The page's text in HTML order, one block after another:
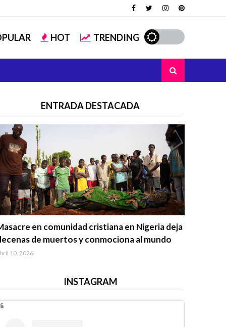
HOT TRENDING
ENTRADA DESTACADA
en comunidad cristiana en Nigeria deja
de muertos y conmociona al mundo
10, 2026
INSTAGRAM